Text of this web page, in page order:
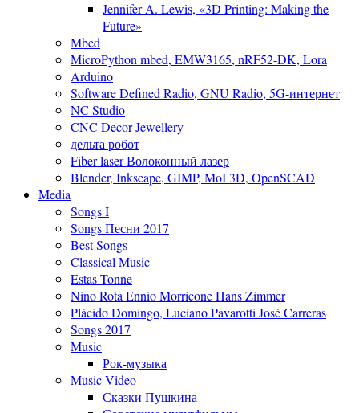
Jennifer A. Lewis, «3D Printing: Making the
Future»
Mbed
MicroPython mbed, EMW3165, nRF52-DK, Lora
Arduino
Software Defined Radio, GNU Radio, 5G-интернет
NC Studio
CNC Decor Jewellery
дельта робот
Fiber laser Волоконный лазер
Blender, Inkscape, GIMP, MoI 3D, OpenSCAD
Media
Songs I
Songs Песни 2017
Best Songs
Classical Music
Estas Tonne
Nino Rota Ennio Morricone Hans Zimmer
Plácido Domingo, Luciano Pavarotti José Carreras
Songs 2017
Music
Рок-музыка
Music Video
Сказки Пушкина